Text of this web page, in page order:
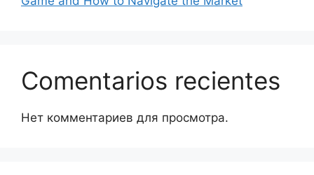
Comentarios recientes
Нет комментариев для просмотра.